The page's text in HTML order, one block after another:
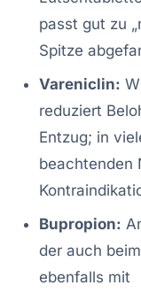
passt gut zu
Spitze
Vareniclin:
reduziert
Entzug; in
beachtenden
Bupropion:
der auch
ebenfalls mit